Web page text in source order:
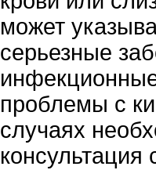
может
серьезные
проблемы с
случаях
консультация